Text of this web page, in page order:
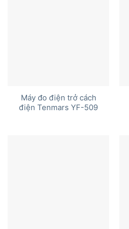
Máy đo điện trở cách
điện Tenmars YF-509